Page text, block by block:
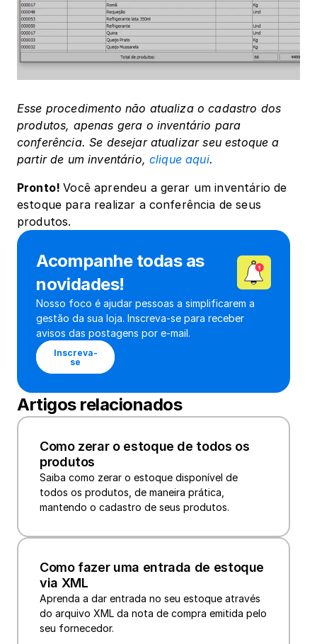
Esse procedimento não atualiza o cadastro dos
produtos, apenas gera o inventário para
conferência. Se desejar atualizar seu estoque a
partir de um inventário, clique aqui.
Pronto! Você aprendeu a gerar um inventário de
estoque para realizar a conferência de seus
produtos.
Acompanhe todas as
novidades!
Nosso foco é ajudar pessoas a simplificarem a
gestão da sua loja. Inscreva-se para receber
avisos das postagens por e-mail.
Inscreva-
se
Artigos relacionados
Como zerar o estoque de todos os
produtos
Saiba como zerar o estoque disponível de
todos os produtos, de maneira prática,
mantendo o cadastro de seus produtos.
Como fazer uma entrada de estoque
via XML
Aprenda a dar entrada no seu estoque através
do arquivo XML da nota de compra emitida pelo
seu fornecedor.